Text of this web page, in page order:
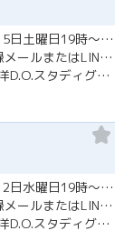
説明会日程2026年8月15日土曜日19時～1時間ほど 本セミナーは2027年 ①5月2日～5日または ②5月7…開催
Zoomにて開催。ご登録メールまたはLINE登録の確認後メールにてURLをお知らせいたします。
オステオパシー杉山喜洋D.O.スタディグループ
説明会日程2026年8月12日水曜日19時～1時間ほど 本セミナーは2027年 ①5月2日～5日または ②5月7…開催
Zoomにて開催。ご登録メールまたはLINE登録の確認後メールにてURLをお知らせいたします。
オステオパシー杉山喜洋D.O.スタディグループ